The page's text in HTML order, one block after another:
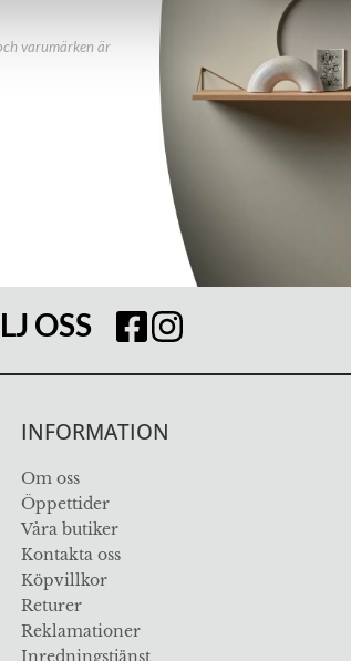
varumärken är
OSS
INFORMATION
Om oss
Öppettider
Våra butiker
Kontakta oss
Köpvillkor
Returer
Reklamationer
Inredningstjänst